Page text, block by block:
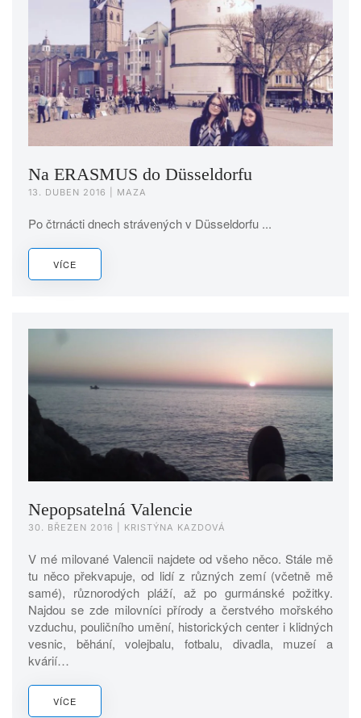
Na ERASMUS do Düsseldorfu
13. DUBEN 2016 | MAZA
Po čtrnácti dnech strávených v Düsseldorfu ...
VÍCE
Nepopsatelná Valencie
30. BŘEZEN 2016 | KRISTÝNA KAZDOVÁ
V mé milované Valencii najdete od všeho něco. Stále mě
tu něco překvapuje, od lidí z různých zemí (včetně mě
samé), různorodých pláží, až po gurmánské požitky.
Najdou se zde milovníci přírody a čerstvého mořského
vzduchu, pouličního umění, historických center i klidných
vesnic, běhání, volejbalu, fotbalu, divadla, muzeí a
kvárií…
VÍCE